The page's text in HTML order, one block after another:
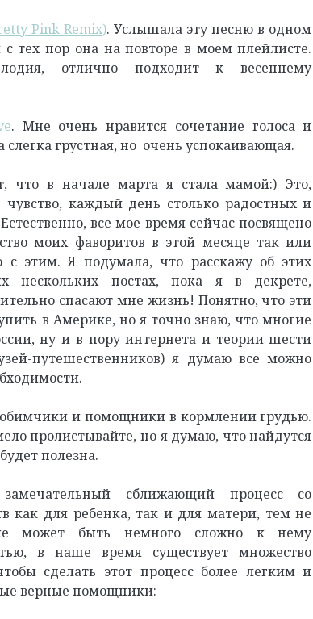
Pink Remix). Услышала эту песню в одном
тех пор она на повторе в моем плейлисте.
отлично подходит к весеннему
. Мне очень нравится сочетание голоса и
слегка грустная, но очень успокаивающая.
что в начале марта я стала мамой:) Это,
чувство, каждый день столько радостных и
все мое время сейчас посвящено
моих фаворитов в этой месяце так или
с этим. Я подумала, что расскажу об этих
нескольких постах, пока я в декрете,
спасают мне жизнь! Понятно, что эти
в Америке, но я точно знаю, что многие
ну и в пору интернета и теории шести
путешественников) я думаю все можно
и помощники в кормлении грудью.
пролистывайте, но я думаю, что найдутся
полезна.
сближающий процесс со
как для ребенка, так и для матери, тем не
может быть немного сложно к нему
в наше время существует множество
сделать этот процесс более легким и
верные помощники: